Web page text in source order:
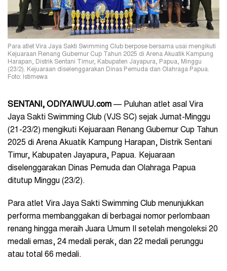
Para atlet Vira Jaya Sakti Swimming Club berpose bersama usai mengikuti
Kejuaraan Renang Gubernur Cup Tahun 2025 di Arena Akuatik Kampung
Harapan, Distrik Sentani Timur, Kabupaten Jayapura, Papua, Minggu
(23/2). Kejuaraan diselenggarakan Dinas Pemuda dan Olahraga Papua.
Foto: Istimewa
SENTANI, ODIYAIWUU.com — Puluhan atlet asal Vira
Jaya Sakti Swimming Club (VJS SC) sejak Jumat-Minggu
(21-23/2) mengikuti Kejuaraan Renang Gubernur Cup Tahun
2025 di Arena Akuatik Kampung Harapan, Distrik Sentani
Timur, Kabupaten Jayapura, Papua. Kejuaraan
diselenggarakan Dinas Pemuda dan Olahraga Papua
ditutup Minggu (23/2).
Para atlet Vira Jaya Sakti Swimming Club menunjukkan
performa membanggakan di berbagai nomor perlombaan
renang hingga meraih Juara Umum II setelah mengoleksi 20
medali emas, 24 medali perak, dan 22 medali perunggu
atau total 66 medali.